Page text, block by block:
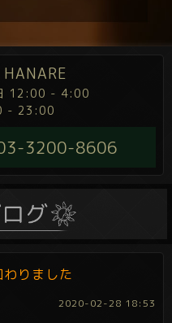
12:00 - 4:00
- 23:00
3200-8606
りました
2020-02-28 18:53